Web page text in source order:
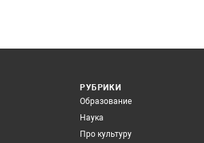
РУБРИКИ
Образование
Наука
Про культуру